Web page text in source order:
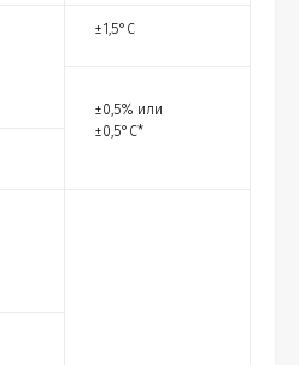
±1,5°С
±0,5% или
±0,5°С*